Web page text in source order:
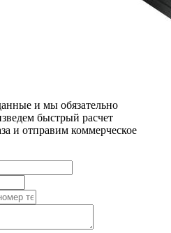
и мы обязательно
быстрый расчет
и отправим коммерческое